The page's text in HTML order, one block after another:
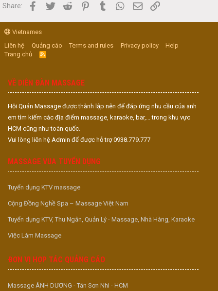
Share: Facebook
Twitter Reddit PinterestTumblr WhatsApp
Email
Vietnames
Liên hệ
Quảng cáo Terms and rules Privacy policy
Help
Trang chủ
R
S
VỀ DIỄN ĐÀN MASSAGE
Hội Quán Massage được thành lập nên để đáp ứng nhu cầu của anh
em tìm kiếm các địa điểm massage, karaoke, bar,... trong khu vực
HCM cũng như toàn quốc.
Vui lòng liên hệ Admin để được hỗ trợ 0938.779.777
MASSAGE VUA TUYỂN DỤNG
Tuyển dụng KTV massage
Cộng Đồng Nghề Spa – Massage Việt Nam
Tuyển dụng KTV, Thu Ngân, Quản Lý - Massage, Nhà Hàng, Karaoke
Việc Làm Massage
ĐƠN VỊ HỢP TÁC QUẢNG CÁO
Massage ÁNH DƯƠNG - Tân Sơn Nhì - HCM